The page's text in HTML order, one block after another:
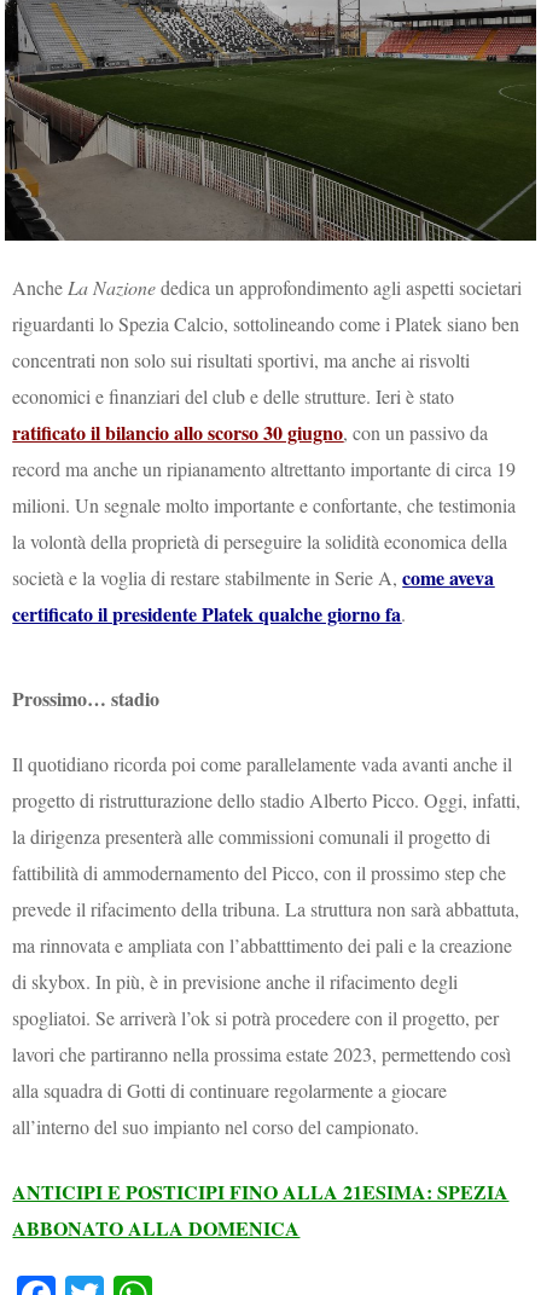
AncheLa Nazionededica un approfondimento agli aspetti societari
riguardanti lo Spezia Calcio, sottolineando come i Platek siano ben
concentrati non solo sui risultati sportivi, ma anche ai risvolti
economici e finanziari del club e delle strutture. Ieri è stato
ratificato il bilancio allo scorso 30 giugno, con un passivo da
record ma anche un ripianamento altrettanto importante di circa 19
milioni. Un segnale molto importante e confortante, che testimonia
la volontà della proprietà di perseguire la solidità economica della
società e la voglia di restare stabilmente in Serie A,come aveva
certificato il presidente Platek qualche giorno fa.
Prossimo… stadio
Il quotidiano ricorda poi come parallelamente vada avanti anche il
progetto di ristrutturazione dello stadio Alberto Picco. Oggi, infatti,
la dirigenza presenterà alle commissioni comunali il progetto di
fattibilità di ammodernamento del Picco, con il prossimo step che
prevede il rifacimento della tribuna. La struttura non sarà abbattuta,
ma rinnovata e ampliata con l’abbatttimento dei pali e la creazione
di skybox. In più, è in previsione anche il rifacimento degli
spogliatoi. Se arriverà l’ok si potrà procedere con il progetto, per
lavori che partiranno nella prossima estate 2023, permettendo così
alla squadra di Gotti di continuare regolarmente a giocare
all’interno del suo impianto nel corso del campionato.
ANTICIPI E POSTICIPI FINO ALLA 21ESIMA: SPEZIA
ABBONATO ALLA DOMENICA